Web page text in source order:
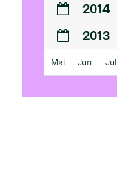
2014
2013
Mai Jun Jul